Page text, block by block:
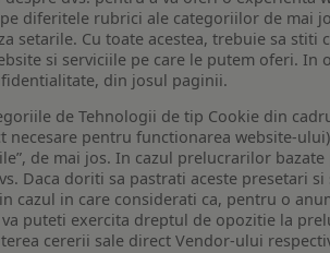
diferitele rubrici ale categoriilor de mai
setarile. Cu toate acestea, trebuie sa
si serviciile pe care le putem oferi.
din josul paginii.
de Tehnologii de tip Cookie din
necesare pentru functionarea website-
de mai jos. In cazul prelucrarilor
Daca doriti sa pastrati aceste presetari
cazul in care considerati ca, pentru o
va puteti exercita dreptul de opozitie la
cererii sale direct Vendor-ului